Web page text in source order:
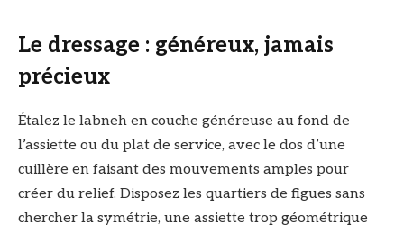
Le dressage : généreux, jamais
précieux
Étalez le labneh en couche généreuse au fond de
l’assiette ou du plat de service, avec le dos d’une
cuillère en faisant des mouvements amples pour
créer du relief. Disposez les quartiers de figues sans
chercher la symétrie, une assiette trop géométrique